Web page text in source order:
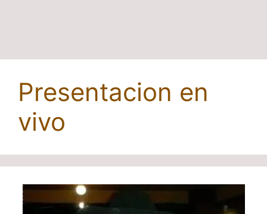
Presentacion en
vivo